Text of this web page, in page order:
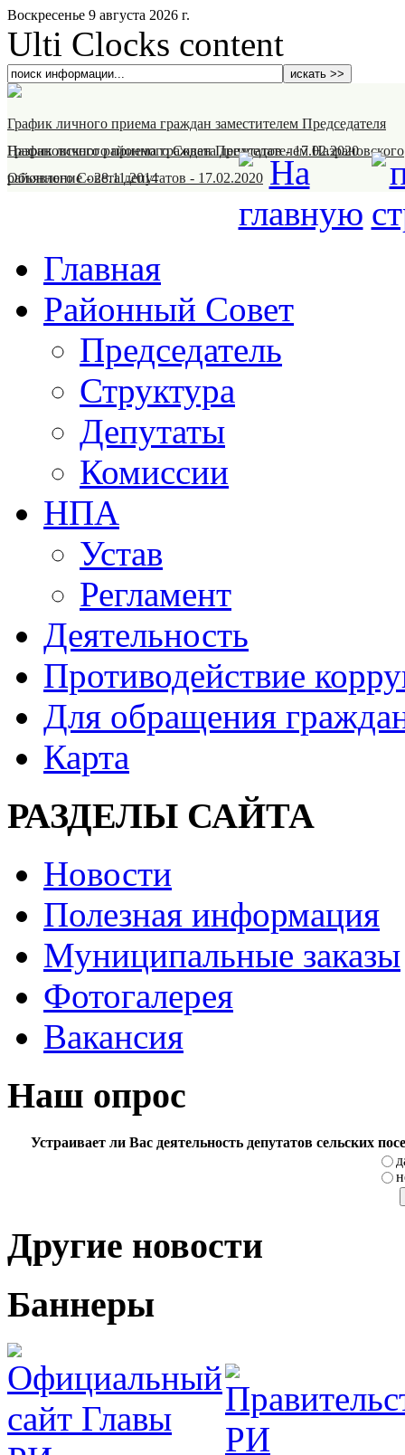
Воскресенье 9 августа 2026 г.
Ulti Clocks content
График личного приема граждан заместителем Председателя
Назрановского районного Совета депутатов-17.02.2020
График личного приема граждан Председателем Назрановского
районного Совета депутатов - 17.02.2020
Объявление-28.11.2014
Главная
Районный Совет
Председатель
Структура
Депутаты
Комиссии
НПА
Устав
Регламент
Деятельность
Противодействие
Для обращения
Карта
РАЗДЕЛЫ САЙТА
Новости
Полезная информация
Муниципальные заказы
Фотогалерея
Вакансия
Наш опрос
Устраивает ли Вас деятельность депутатов сельских
Другие новости
Баннеры